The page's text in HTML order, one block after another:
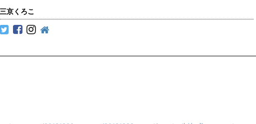
三京くろこ